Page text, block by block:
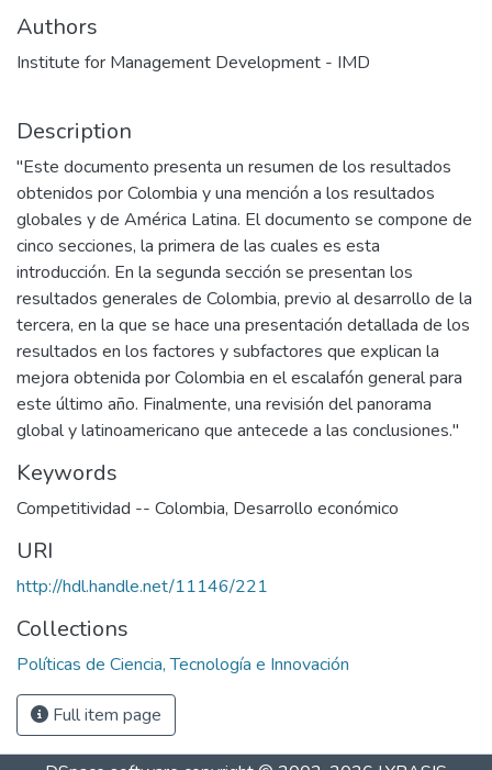
Authors
Institute for Management Development - IMD
Description
"Este documento presenta un resumen de los resultados
obtenidos por Colombia y una mención a los resultados
globales y de América Latina. El documento se compone de
cinco secciones, la primera de las cuales es esta
introducción. En la segunda sección se presentan los
resultados generales de Colombia, previo al desarrollo de la
tercera, en la que se hace una presentación detallada de los
resultados en los factores y subfactores que explican la
mejora obtenida por Colombia en el escalafón general para
este último año. Finalmente, una revisión del panorama
global y latinoamericano que antecede a las conclusiones."
Keywords
Competitividad -- Colombia, Desarrollo económico
URI
http://hdl.handle.net/11146/221
Collections
Políticas de Ciencia, Tecnología e Innovación
Full item page